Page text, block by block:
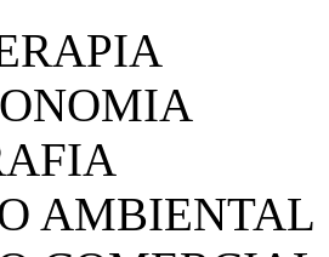
AMBIENTAL